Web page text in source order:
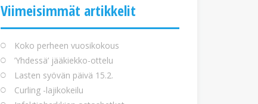
Viimeisimmät artikkelit
Koko perheen vuosikokous
’Yhdessä’ jääkiekko-ottelu
Lasten syövän päivä 15.2.
Curling -lajikokeilu